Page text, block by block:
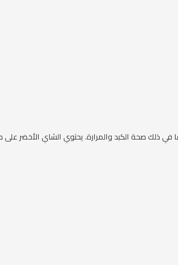
صحة الكبد والمرارة. يحتوي الشاي الأخضر على